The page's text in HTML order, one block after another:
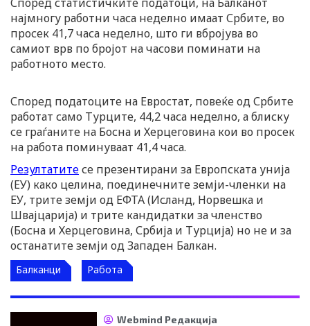
најмногу работни часа неделно имаат Србите, во
просек 41,7 часа неделно, што ги вбројува во
самиот врв по бројот на часови поминати на
работното место.
Според податоците на Евростат, повеќе од Србите
работат само Турците, 44,2 часа неделно, а блиску
се граѓаните на Босна и Херцеговина кои во просек
на работа поминуваат 41,4 часа.
Резултатитесе презентирани за Европската унија
(ЕУ) како целина, поединечните земји-членки на
ЕУ, трите земји од ЕФТА (Исланд, Норвешка и
Швајцарија) и трите кандидатки за членство
(Босна и Херцеговина, Србија и Турција) но не и за
останатите земји од Западен Балкан.
Балканци Работа
Webmind Редакција